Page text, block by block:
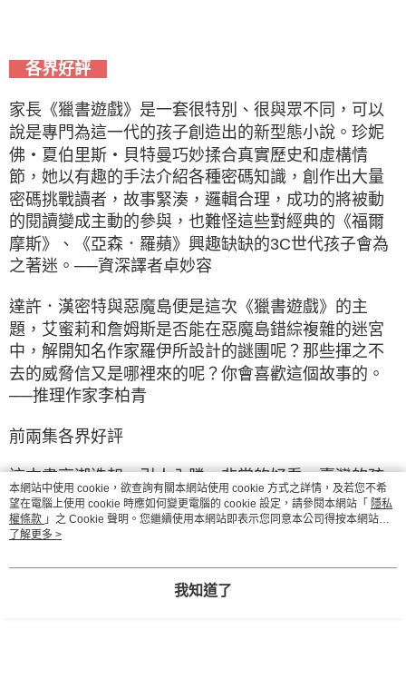
各界好評
家長《獵書遊戲》是一套很特別、很與眾不同，可以
說是專門為這一代的孩子創造出的新型態小說。珍妮
佛・夏伯里斯・貝特曼巧妙揉合真實歷史和虛構情
節，她以有趣的手法介紹各種密碼知識，創作出大量
密碼挑戰讀者，故事緊湊，邏輯合理，成功的將被動
的閱讀變成主動的參與，也難怪這些對經典的《福爾
摩斯》、《亞森．羅蘋》興趣缺缺的3C世代孩子會為
之著迷。──資深譯者卓妙容
達許．漢密特與惡魔島便是這次《獵書遊戲》的主
題，艾蜜莉和詹姆斯是否能在惡魔島錯綜複雜的迷宮
中，解開知名作家羅伊所設計的謎團呢？那些揮之不
去的威脅信又是哪裡來的呢？你會喜歡這個故事的。
──推理作家李柏青
前兩集各界好評
這本書高潮迭起，引人入勝，非常的好看。臺灣的孩
子不愛讀書，或許可以利用獵書這個方式來鼓勵學生
閱讀，寓教於樂，收到事半功倍的績效。──中央認知
神經科學所教授洪蘭
一本集刺激、解疑、邏輯、判斷推裡的超級重量級巨
本網站中使用 cookie，欲查詢有關本網站使用 cookie 方式之詳情，及若您不希
望在電腦上使用 cookie 時應如何變更電腦的 cookie 設定，請參閱本網站「 隱私
權條款 」之 Cookie 聲明。您繼續使用本網站即表示您同意本公司得按本網站使
用條款之 Cookie 聲明使用 cookie。
了解更多 >
我知道了